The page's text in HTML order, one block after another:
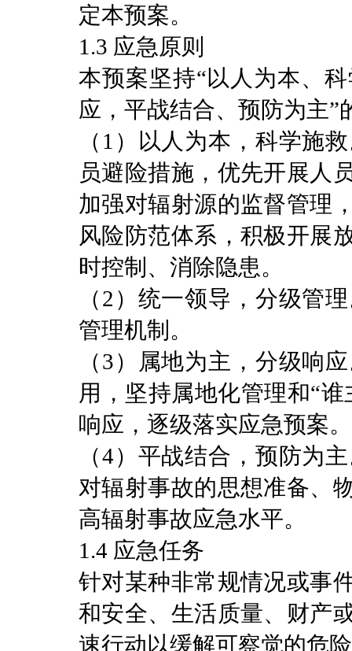
定本预案。
1.3 应急原则
本预案坚持“以人为本、
应，平战结合、预防为主”
（1）以人为本，科学施
员避险措施，优先开展人
加强对辐射源的监督管理
风险防范体系，积极开展
时控制、消除隐患。
（2）统一领导，分级管
管理机制。
（3）属地为主，分级响
用，坚持属地化管理和“
响应，逐级落实应急预案。
（4）平战结合，预防为
对辐射事故的思想准备、
高辐射事故应急水平。
1.4 应急任务
针对某种非常规情况或事
和安全、生活质量、财产
速行动以缓解可察觉的危